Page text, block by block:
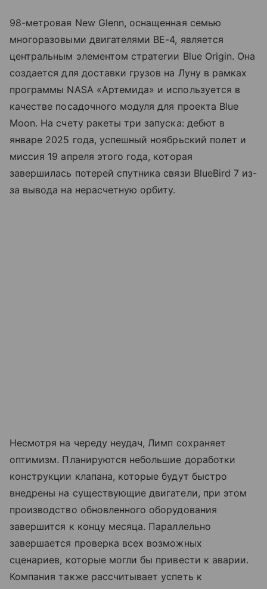
98-метровая New Glenn, оснащенная семью
многоразовыми двигателями BE-4, является
центральным элементом стратегии Blue Origin. Она
создается для доставки грузов на Луну в рамках
программы NASA «Артемида» и используется в
качестве посадочного модуля для проекта Blue
Moon. На счету ракеты три запуска: дебют в
январе 2025 года, успешный ноябрьский полет и
миссия 19 апреля этого года, которая
завершилась потерей спутника связи BlueBird 7 из-
за вывода на нерасчетную орбиту.
Несмотря на череду неудач, Лимп сохраняет
оптимизм. Планируются небольшие доработки
конструкции клапана, которые будут быстро
внедрены на существующие двигатели, при этом
производство обновленного оборудования
завершится к концу месяца. Параллельно
завершается проверка всех возможных
сценариев, которые могли бы привести к аварии.
Компания также рассчитывает успеть к